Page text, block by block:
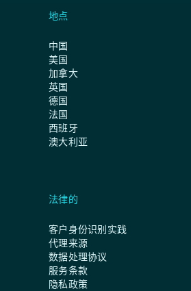
地点
中国
美国
加拿大
英国
德国
法国
西班牙
澳大利亚
法律的
客户身份识别实践
代理来源
数据处理协议
服务条款
隐私政策